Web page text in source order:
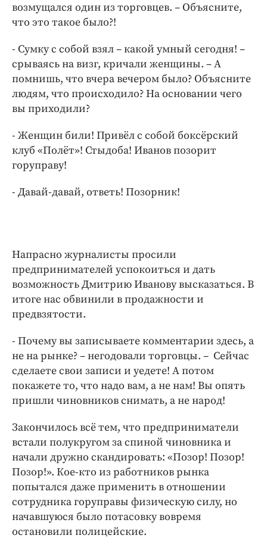
возмущался один из торговцев. – Объясните,
что это такое было?!
- Сумку с собой взял – какой умный сегодня! –
срываясь на визг, кричали женщины. – А
помнишь, что вчера вечером было? Объясните
людям, что происходило? На основании чего
вы приходили?
- Женщин били! Привёл с собой боксёрский
клуб «Полёт»! Стыдоба! Иванов позорит
горуправу!
- Давай-давай, ответь! Позорник!
Напрасно журналисты просили
предпринимателей успокоиться и дать
возможность Дмитрию Иванову высказаться. В
итоге нас обвинили в продажности и
предвзятости.
- Почему вы записываете комментарии здесь, а
не на рынке? – негодовали торговцы. – Сейчас
сделаете свои записи и уедете! А потом
покажете то, что надо вам, а не нам! Вы опять
пришли чиновников снимать, а не народ!
Закончилось всё тем, что предприниматели
встали полукругом за спиной чиновника и
начали дружно скандировать: «Позор! Позор!
Позор!». Кое-кто из работников рынка
попытался даже применить в отношении
сотрудника горуправы физическую силу, но
начавшуюся было потасовку вовремя
остановили полицейские.